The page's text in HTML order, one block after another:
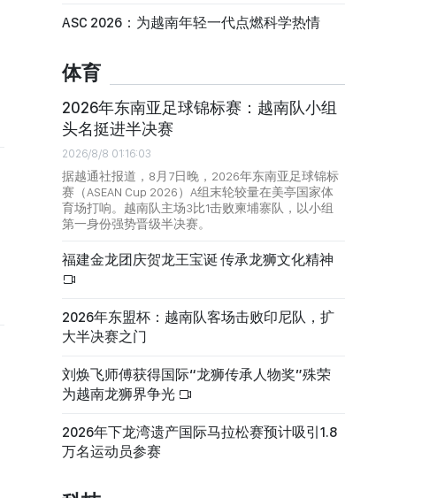
ASC 2026：为越南年轻一代点燃科学热情
体育
2026年东南亚足球锦标赛：越南队小组
头名挺进半决赛
2026/8/8 01:16:03
据越通社报道，8月7日晚，2026年东南亚足球锦标
赛（ASEAN Cup 2026）A组末轮较量在美亭国家体
育场打响。越南队主场3比1击败柬埔寨队，以小组
第一身份强势晋级半决赛。
福建金龙团庆贺龙王宝诞 传承龙狮文化精神
2026年东盟杯：越南队客场击败印尼队，扩
大半决赛之门
刘焕飞师傅获得国际“龙狮传承人物奖”殊荣
为越南龙狮界争光
2026年下龙湾遗产国际马拉松赛预计吸引1.8
万名运动员参赛